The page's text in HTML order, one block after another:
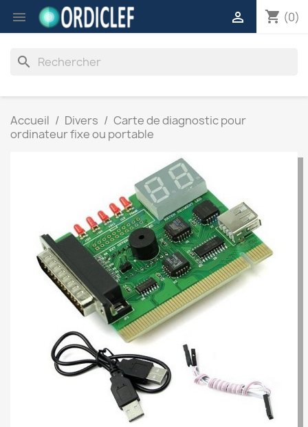
 shopping_cart (0)

search
Accueil Divers
Carte de diagnostic pour
ordinateur fixe ou portable